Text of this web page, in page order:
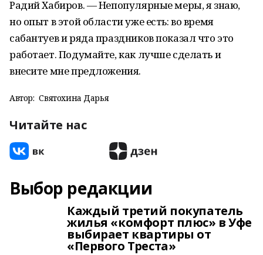
Радий Хабиров. — Непопулярные меры, я знаю,
но опыт в этой области уже есть: во время
сабантуев и ряда праздников показал что это
работает. Подумайте, как лучше сделать и
внесите мне предложения.
Автор: Святохина Дарья
Читайте нас
Выбор редакции
Каждый третий покупатель
жилья «комфорт плюс» в Уфе
выбирает квартиры от
«Первого Треста»